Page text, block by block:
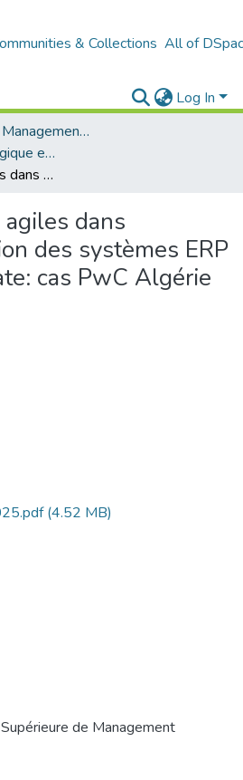
& Collections All of
Log In
Département Management stratégique et système
Management stratégique et système d’information (MSSI)
Les méthodes agiles dans l’implémentation des systèmes ERP via SAP Activate: cas PwC Algérie
dans
des systèmes ERP
cas PwC Algérie
(4.52 MB)
de Management